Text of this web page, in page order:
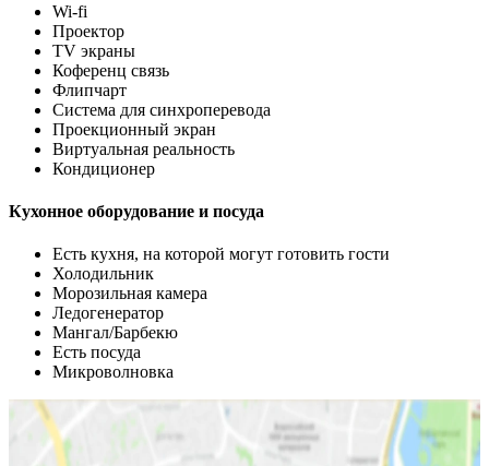
Wi-fi
Проектор
TV экраны
Коференц связь
Флипчарт
Система для синхроперевода
Проекционный экран
Виртуальная реальность
Кондиционер
Кухонное оборудование и посуда
Есть кухня, на которой могут готовить гости
Холодильник
Морозильная камера
Ледогенератор
Мангал/Барбекю
Есть посуда
Микроволновка